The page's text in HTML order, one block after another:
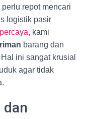
repot mencari
logistik pasir
, kami
barang dan
ini sangat krusial
agar tidak
dan